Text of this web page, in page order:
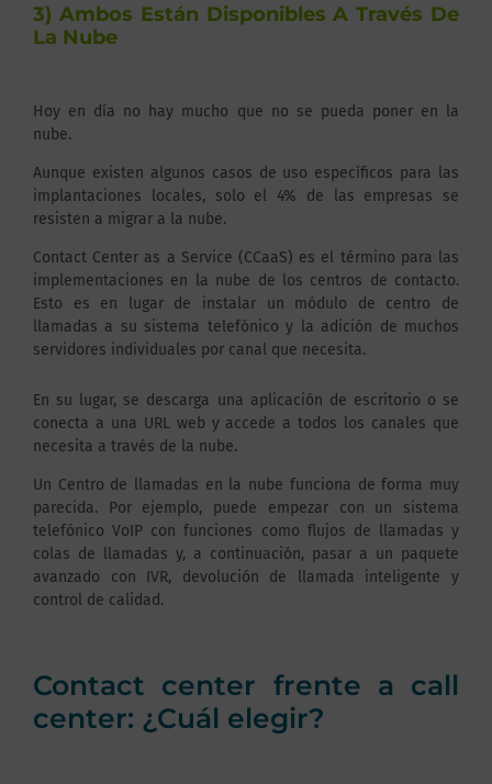
3) Ambos Están Disponibles A Través De
La Nube
Hoy en día no hay mucho que no se pueda poner en la
nube.
Aunque existen algunos casos de uso específicos para las
implantaciones locales, solo el 4% de las empresas se
resisten a migrar a la nube.
Contact Center as a Service (CCaaS) es el término para las
implementaciones en la nube de los centros de contacto.
Esto es en lugar de instalar un módulo de centro de
llamadas a su sistema telefónico y la adición de muchos
servidores individuales por canal que necesita.
En su lugar, se descarga una aplicación de escritorio o se
conecta a una URL web y accede a todos los canales que
necesita a través de la nube.
Un Centro de llamadas en la nube funciona de forma muy
parecida. Por ejemplo, puede empezar con un sistema
telefónico VoIP con funciones como flujos de llamadas y
colas de llamadas y, a continuación, pasar a un paquete
avanzado con IVR, devolución de llamada inteligente y
control de calidad.
Contact center frente a call
center: ¿Cuál elegir?